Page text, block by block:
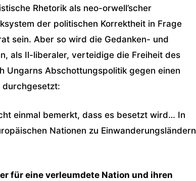
Rhetorik als neo-orwell’scher
der politischen Korrektheit in Frage
sein. Aber so wird die Gedanken- und
als Il-liberaler, verteidige die Freiheit des
Ungarns Abschottungspolitik gegen einen
durchgesetzt:
einmal bemerkt, dass es besetzt wird… In
Nationen zu Einwanderungsländern
für eine verleumdete Nation und ihren